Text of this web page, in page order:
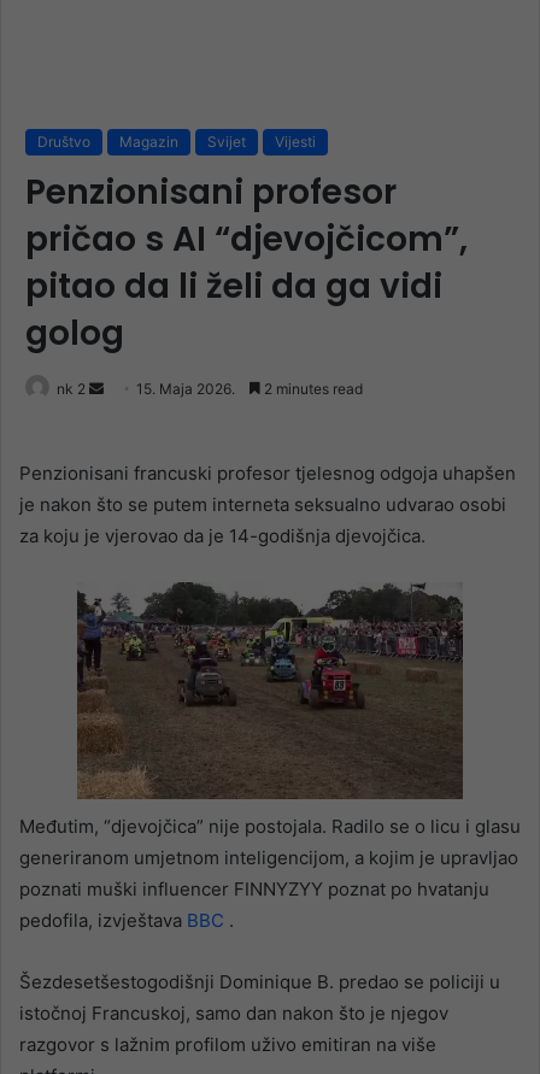
Društvo Magazin Svijet Vijesti
Penzionisani profesor
pričao s AI “djevojčicom”,
pitao da li želi da ga vidi
golog
nk 2
Send 15. Maja 2026. 2 minutes read
Penzionisani francuski profesor tjelesnog odgoja uhapšen
je nakon što se putem interneta seksualno udvarao osobi
za koju je vjerovao da je 14-godišnja djevojčica.
Međutim, “djevojčica” nije postojala. Radilo se o licu i glasu
generiranom umjetnom inteligencijom, a kojim je upravljao
poznati muški influencer FINNYZYY poznat po hvatanju
pedofila, izvještava BBC .
Šezdesetšestogodišnji Dominique B. predao se policiji u
istočnoj Francuskoj, samo dan nakon što je njegov
razgovor s lažnim profilom uživo emitiran na više